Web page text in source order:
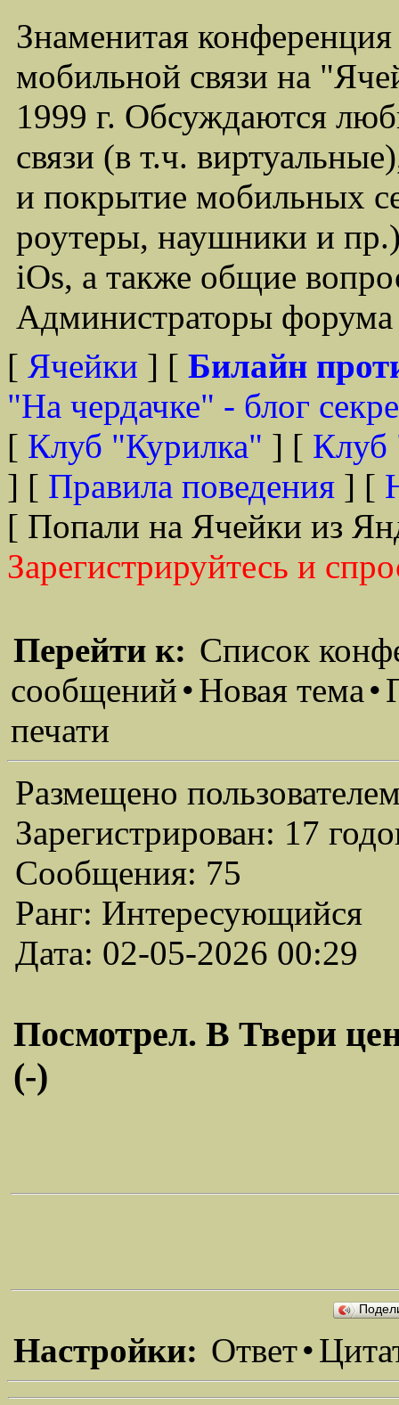
Знаменитая
мобильной связи на
1999 г. Обсуждаются
связи (в т.ч.
и покрытие мобильных
роутеры, наушники и
iOs, а также общие
Администраторы
[ Ячейки ] [ Билайн
"На чердачке" - блог
[ Клуб "Курилка" ] [ Клуб
] [ Правила поведения ] [
[ Попали на Ячейки из
Зарегистрируйтесь и
Перейти к: Список
сообщений•Новая тема•
печати
Размещено
Зарегистрирован: 17
Сообщения: 75
Ранг: Интересующийся
Дата: 02-05-2026 00:29
Посмотрел. В Твери
(-)
Настройки: Ответ•